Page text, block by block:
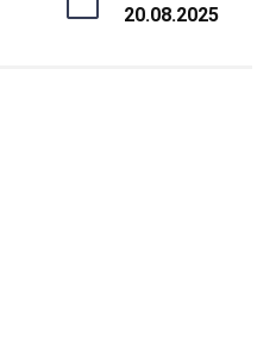
20.08.2025